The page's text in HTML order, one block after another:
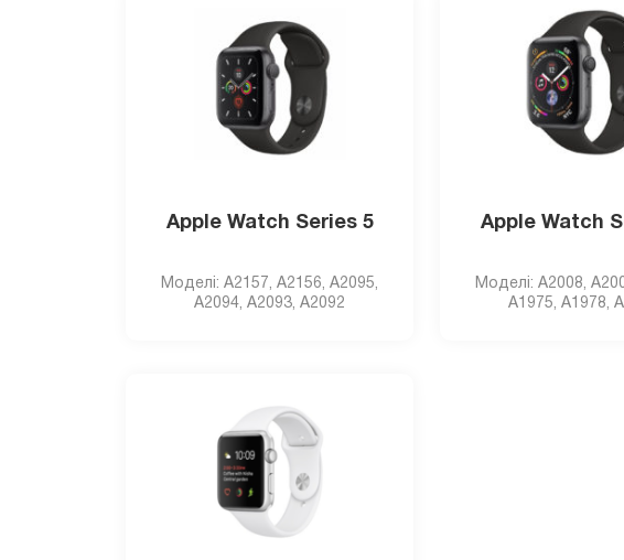
Apple Watch Series 5
Моделi: A2157, A2156, A2095,
A2094, A2093, A2092
Apple Watch
Моделi: A2008,
A1975, A1978,